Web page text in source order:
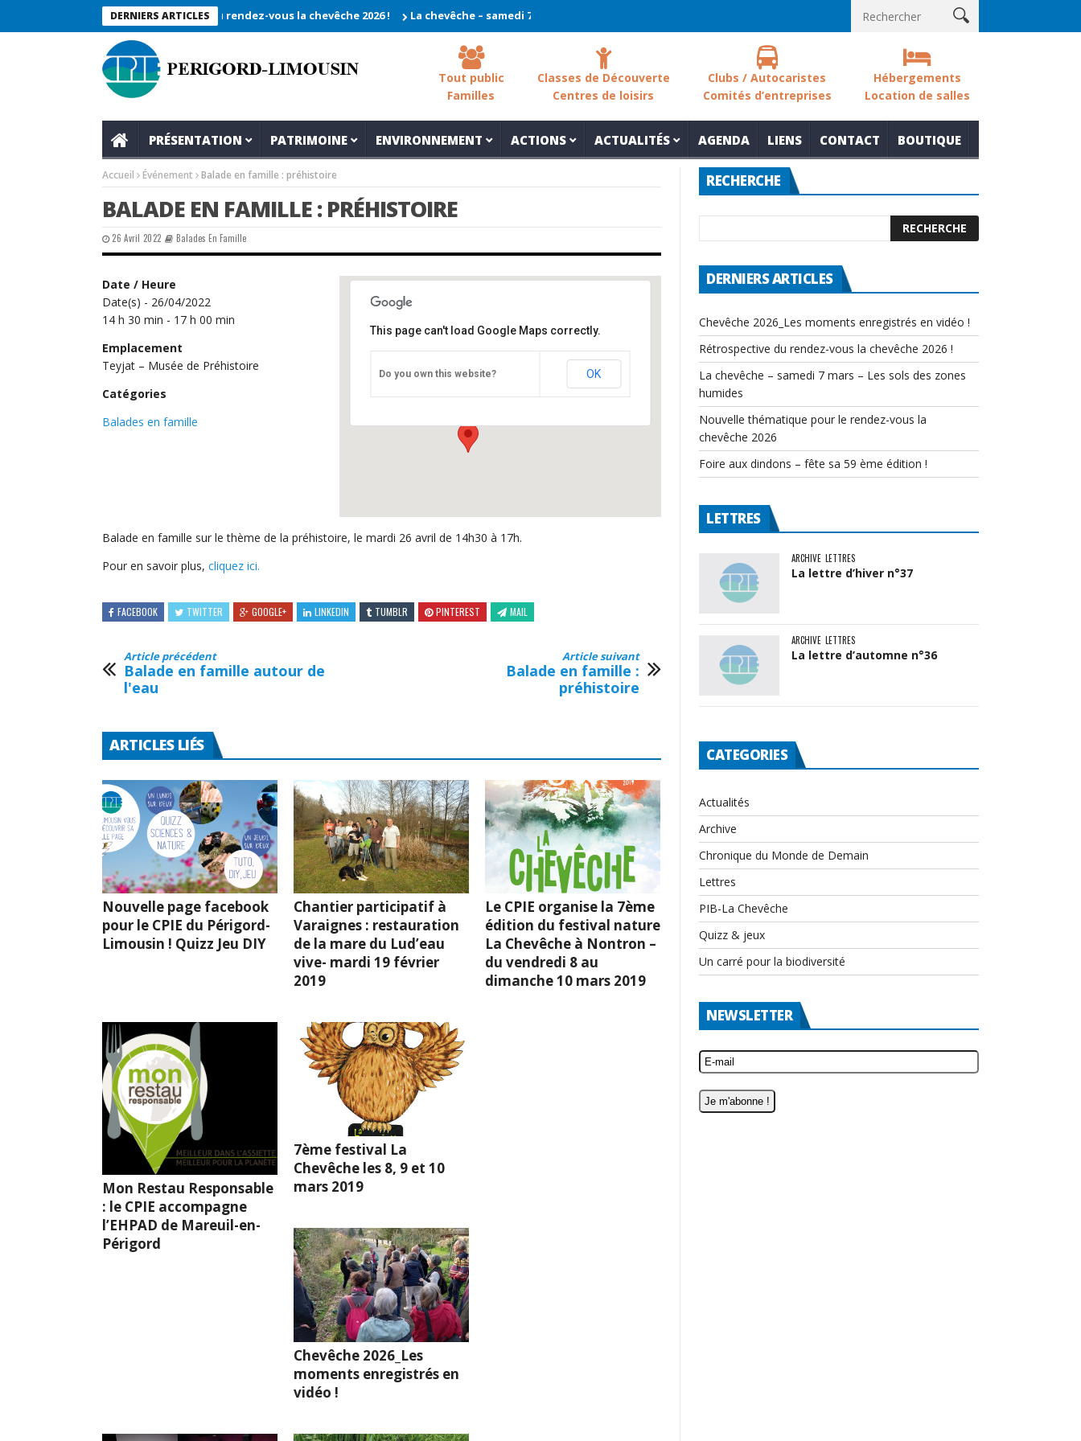
DERNIERS ARTICLES
Rétrospective du rendez-vous la chevêche 2026 ! La chevêche – samedi 7 mars – Les sols des zones humides Nouvelle thématique pour le rendez-vous la chevêche 2026
Tout public
Familles
Classes de Découverte
Centres de loisirs
Clubs / Autocaristes
Comités d’entreprises
Hébergements
Location de salles
PRÉSENTATION PATRIMOINE ENVIRONNEMENT ACTIONS ACTUALITÉS AGENDA LIENS CONTACT BOUTIQUE
Accueil Événement Balade en famille : préhistoire
BALADE EN FAMILLE : PRÉHISTOIRE
26 Avril 2022 Balades En Famille
Teyjat – Musée de Préhistoire
Bourg - Teyjat
This page can't load Google Maps correctly.
Do you own this website? OK
Date / Heure
Date(s) - 26/04/2022
14 h 30 min - 17 h 00 min
Emplacement
Teyjat – Musée de Préhistoire
Catégories
Balades en famille
Balade en famille sur le thème de la préhistoire, le mardi 26 avril de 14h30 à 17h.
Pour en savoir plus, cliquez ici.
FACEBOOK TWITTER GOOGLE+ LINKEDIN TUMBLR PINTEREST MAIL
Article précédent
Balade en famille autour de
l'eau
Article suivant
Balade en famille :
préhistoire
ARTICLES LIÉS
Nouvelle page facebook
pour le CPIE du Périgord-
Limousin ! Quizz Jeu DIY
Chantier participatif à
Varaignes : restauration
de la mare du Lud’eau
vive- mardi 19 février
2019
Le CPIE organise la 7ème
édition du festival nature
La Chevêche à Nontron –
du vendredi 8 au
dimanche 10 mars 2019
Mon Restau Responsable
: le CPIE accompagne
l’EHPAD de Mareuil-en-
Périgord
7ème festival La
Chevêche les 8, 9 et 10
mars 2019
Chevêche 2026_Les
moments enregistrés en
vidéo !
RECHERCHE
DERNIERS ARTICLES
Chevêche 2026_Les moments enregistrés en vidéo !
Rétrospective du rendez-vous la chevêche 2026 !
La chevêche – samedi 7 mars – Les sols des zones
humides
Nouvelle thématique pour le rendez-vous la
chevêche 2026
Foire aux dindons – fête sa 59 ème édition !
LETTRES
ARCHIVE LETTRES
La lettre d’hiver n°37
ARCHIVE LETTRES
La lettre d’automne n°36
CATEGORIES
Actualités
Archive
Chronique du Monde de Demain
Lettres
PIB-La Chevêche
Quizz & jeux
Un carré pour la biodiversité
NEWSLETTER